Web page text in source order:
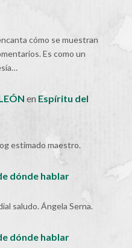
cómo se muestran
Es como un
en Espíritu del
estimado maestro.
dónde hablar
saludo. Ángela Serna.
dónde hablar